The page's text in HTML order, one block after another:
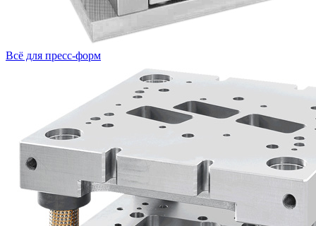
Всё для пресс-форм